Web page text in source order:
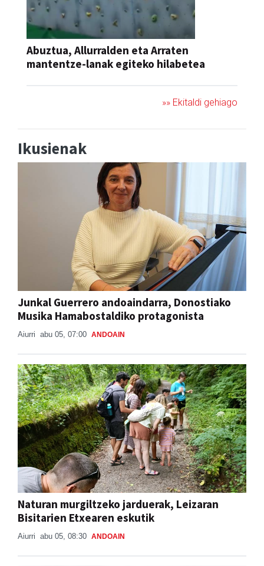
Abuztua, Allurralden eta Arraten
mantentze-lanak egiteko hilabetea
»» Ekitaldi gehiago
Ikusienak
Junkal Guerrero andoaindarra, Donostiako
Musika Hamabostaldiko protagonista
Aiurri abu 05, 07:00 ANDOAIN
Naturan murgiltzeko jarduerak, Leizaran
Bisitarien Etxearen eskutik
Aiurri abu 05, 08:30 ANDOAIN